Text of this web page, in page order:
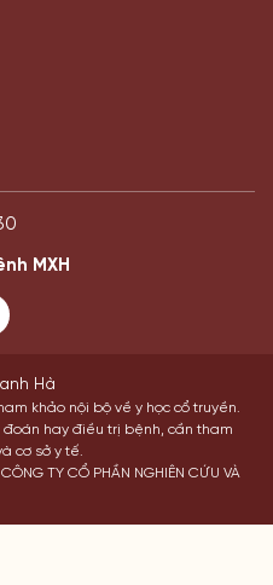
MXH
Hà
khảo nội bộ về y học cổ truyền.
đoán hay điều trị bệnh, cần tham
cơ sở y tế.
TY CỔ PHẦN NGHIÊN CỨU VÀ